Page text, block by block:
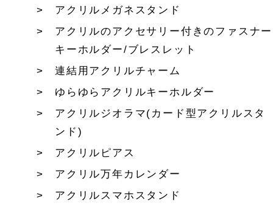
アクリルメガネスタンド
アクリルのアクセサリー付きのファスナー
キーホルダー/ブレスレット
連結用アクリルチャーム
ゆらゆらアクリルキーホルダー
アクリルジオラマ(カード型アクリルスタ
ンド)
アクリルピアス
アクリル万年カレンダー
アクリルスマホスタンド